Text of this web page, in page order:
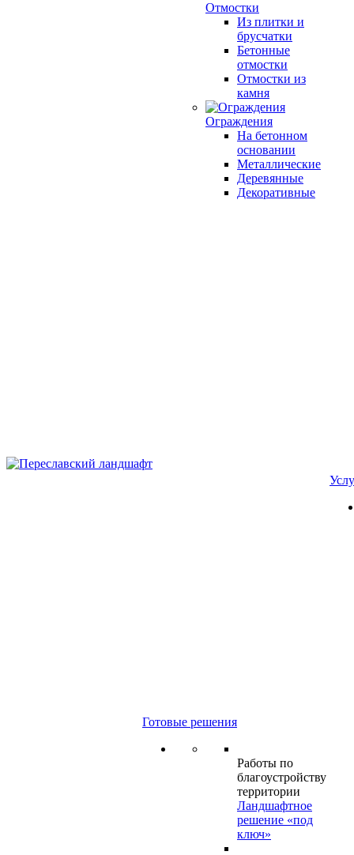
Отмостки
Из плитки и
брусчатки
Бетонные
отмостки
Отмостки из
камня
Ограждения
На бетонном
основании
Металлические
Деревянные
Декоративные
Готовые решения
Работы по
благоустройству
территории
Ландшафтное
решение «под
ключ»